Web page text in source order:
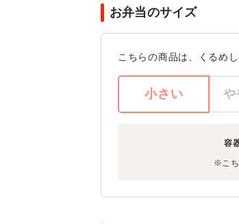
お弁当のサイズ
こちらの商品は、くるめ
小さい や
容
※こち